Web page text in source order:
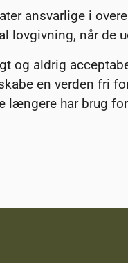
ansvarlige i
lovgivning, når de
og aldrig
en verden fri
længere har brug